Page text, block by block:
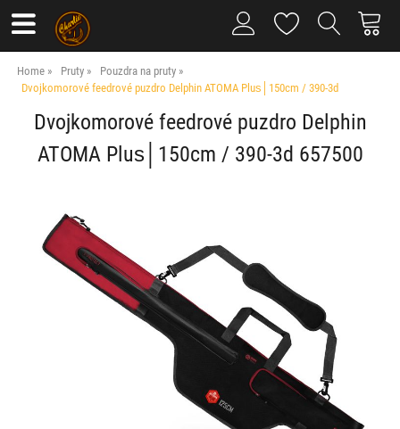
Home Pruty
Pouzdra na pruty
Dvojkomorové feedrové puzdro Delphin ATOMA Plus│150cm / 390-3d
Dvojkomorové feedrové puzdro Delphin
ATOMA Plus│150cm / 390-3d 657500